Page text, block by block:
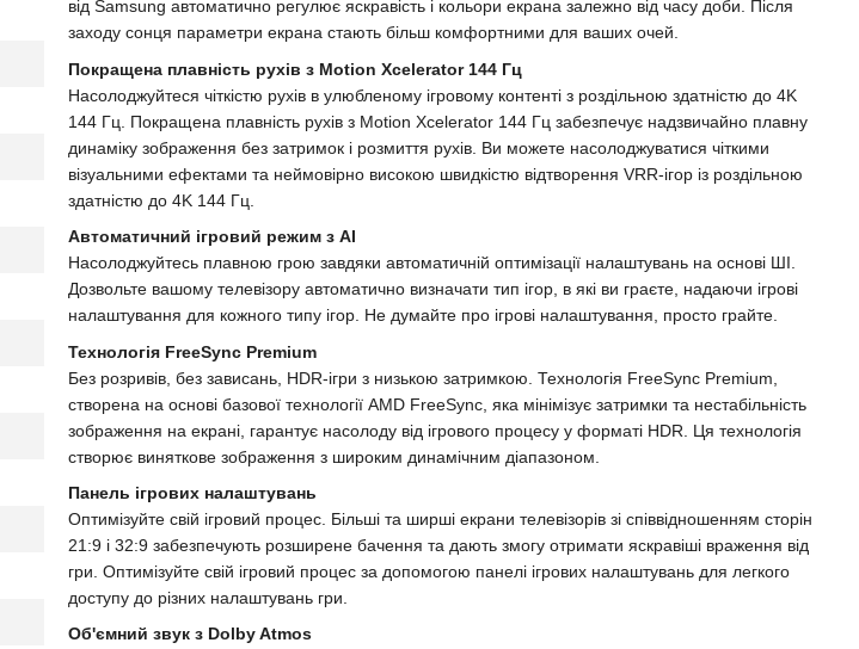
від Samsung автоматично регулює яскравість і кольори екрана залежно від часу доби. Після
заходу сонця параметри екрана стають більш комфортними для ваших очей.
Покращена плавність рухів з Motion Xcelerator 144 Гц
Насолоджуйтеся чіткістю рухів в улюбленому ігровому контенті з роздільною здатністю до 4K
144 Гц. Покращена плавність рухів з Motion Xcelerator 144 Гц забезпечує надзвичайно плавну
динаміку зображення без затримок і розмиття рухів. Ви можете насолоджуватися чіткими
візуальними ефектами та неймовірно високою швидкістю відтворення VRR-ігор із роздільною
здатністю до 4K 144 Гц.
Автоматичний ігровий режим з AI
Насолоджуйтесь плавною грою завдяки автоматичній оптимізації налаштувань на основі ШІ.
Дозвольте вашому телевізору автоматично визначати тип ігор, в які ви граєте, надаючи ігрові
налаштування для кожного типу ігор. Не думайте про ігрові налаштування, просто грайте.
Технологія FreeSync Premium
Без розривів, без зависань, HDR-ігри з низькою затримкою. Технологія FreeSync Premium,
створена на основі базової технології AMD FreeSync, яка мінімізує затримки та нестабільність
зображення на екрані, гарантує насолоду від ігрового процесу у форматі HDR. Ця технологія
створює виняткове зображення з широким динамічним діапазоном.
Панель ігрових налаштувань
Оптимізуйте свій ігровий процес. Більші та ширші екрани телевізорів зі співвідношенням сторін
21:9 і 32:9 забезпечують розширене бачення та дають змогу отримати яскравіші враження від
гри. Оптимізуйте свій ігровий процес за допомогою панелі ігрових налаштувань для легкого
доступу до різних налаштувань гри.
Об'ємний звук з Dolby Atmos